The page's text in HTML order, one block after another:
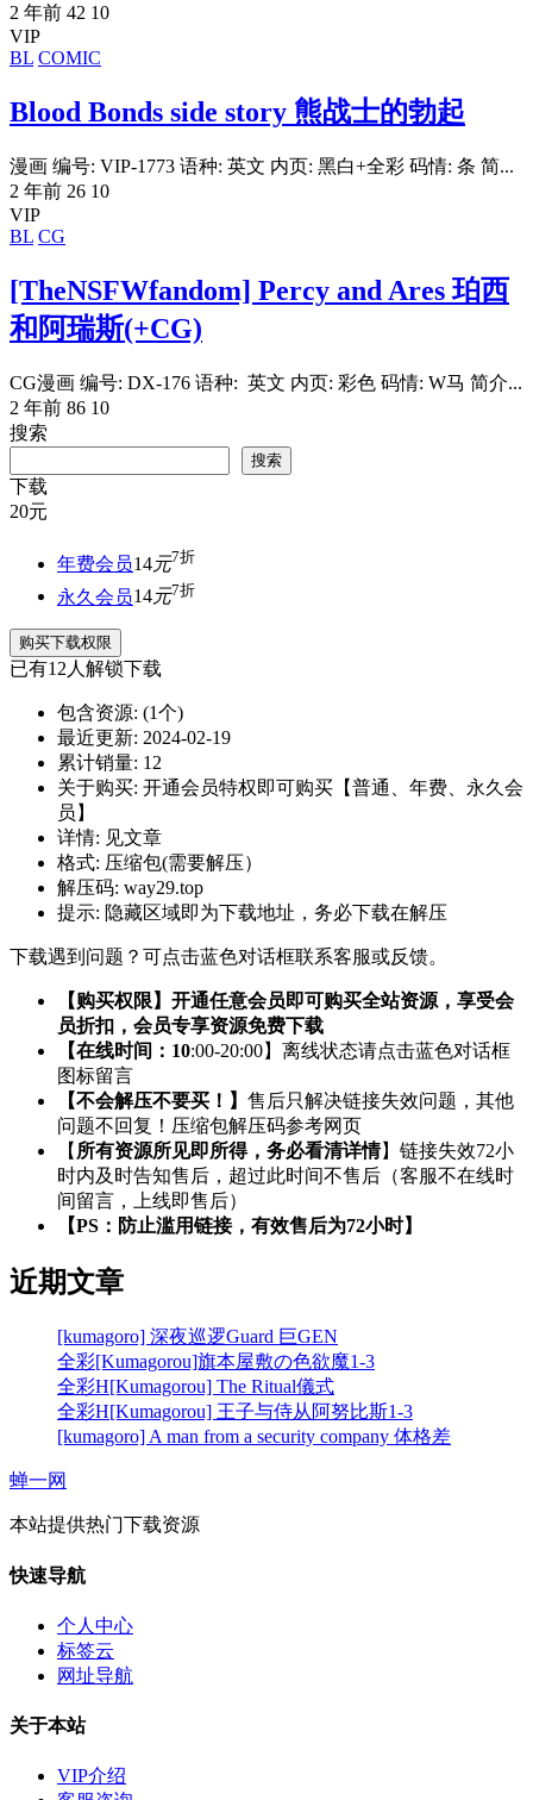
2 年前 42 10
VIP
BL COMIC
Blood Bonds side story 熊战士的勃起
漫画 编号: VIP-1773 语种: 英文 内页: 黑白+全彩 码情: 条 简...
2 年前 26 10
VIP
BL CG
[TheNSFWfandom] Percy and Ares 珀西
和阿瑞斯(+CG)
CG漫画 编号: DX-176 语种: 英文 内页: 彩色 码情: W马 简介...
2 年前 86 10
搜索
搜索
下载
20元
年费会员14元7折
永久会员14元7折
购买下载权限
已有12人解锁下载
包含资源: (1个)
最近更新: 2024-02-19
累计销量: 12
关于购买: 开通会员特权即可购买【普通、年费、永久会
员】
详情: 见文章
格式: 压缩包(需要解压）
解压码: way29.top
提示: 隐藏区域即为下载地址，务必下载在解压
下载遇到问题？可点击蓝色对话框联系客服或反馈。
【购买权限】开通任意会员即可购买全站资源，享受会
员折扣，会员专享资源免费下载
【在线时间：10:00-20:00】离线状态请点击蓝色对话框
图标留言
【不会解压不要买！】 售后只解决链接失效问题，其他
问题不回复！压缩包解压码参考网页
【 所有资源所见即所得，务必看清详情】链接失效72小
时内及时告知售后，超过此时间不售后（客服不在线时
间留言，上线即售后）
【PS：防止滥用链接，有效售后为72小时】
近期文章
[kumagoro] 深夜巡逻Guard 巨GEN
全彩[Kumagorou]旗本屋敷の色欲魔1-3
全彩H[Kumagorou] The Ritual儀式
全彩H[Kumagorou] 王子与侍从阿努比斯1-3
[kumagoro] A man from a security company 体格差
蝉一网
本站提供热门下载资源
快速导航
个人中心
标签云
网址导航
关于本站
VIP介绍